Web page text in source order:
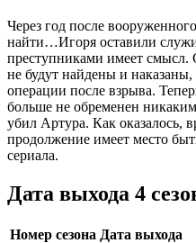
Через год после
найти…Игоря оставили
преступниками имеет смысл.
не будут найдены и наказаны,
операции после взрыва.
больше не обременен
убил Артура. Как оказалось,
продолжение имеет место
сериала.
Дата выхода 4
Номер сезона Дата выхода